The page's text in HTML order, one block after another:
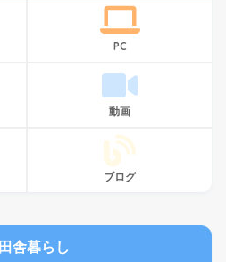
PC
動画
ブログ
田舎暮らし